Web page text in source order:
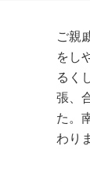
ご親
をし
るく
張、
た。
わり